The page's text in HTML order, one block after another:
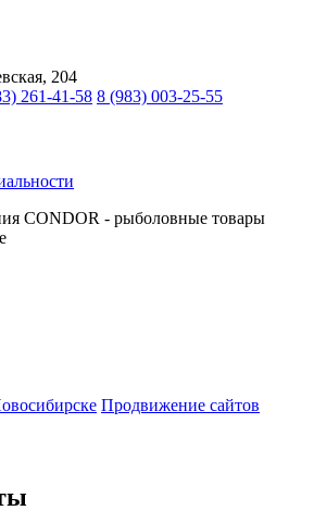
204
261-41-58 8 (983) 003-25-55
CONDOR - рыболовные товары
Продвижение сайтов